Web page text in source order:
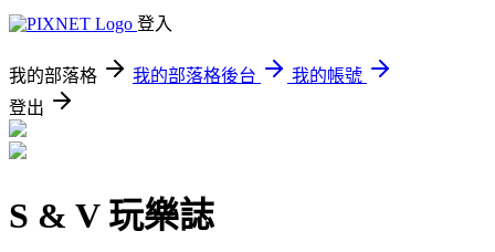
登入
我的部落格 我的部落格後台
我的帳號
登出
S & V 玩樂誌